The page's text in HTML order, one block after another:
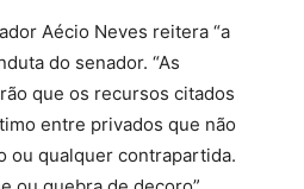
Aécio Neves reitera “a
do senador. “As
que os recursos citados
entre privados que não
ou qualquer contrapartida.